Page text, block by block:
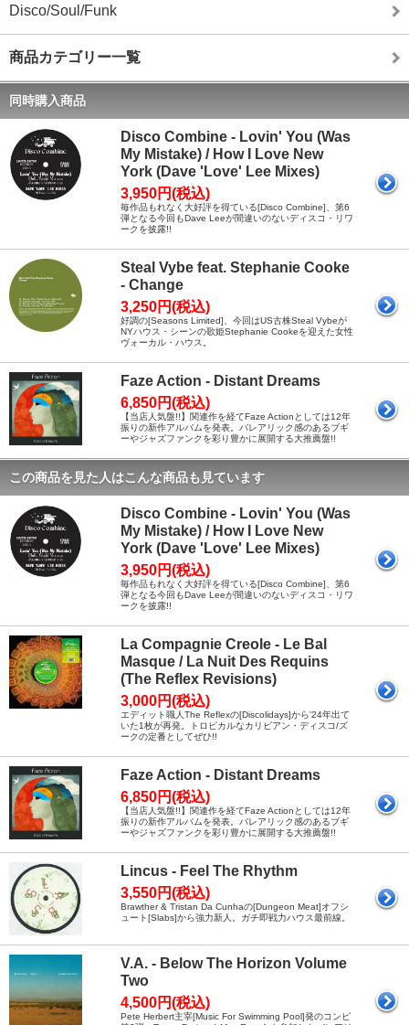
Disco/Soul/Funk
商品カテゴリー一覧
同時購入商品
Disco Combine - Lovin' You (Was
My Mistake) / How I Love New
York (Dave 'Love' Lee Mixes)
3,950円(税込)
毎作品もれなく大好評を得ている[Disco Combine]、第6
弾となる今回もDave Leeが間違いのないディスコ・リワ
ークを披露!!
Steal Vybe feat. Stephanie Cooke
- Change
3,250円(税込)
好調の[Seasons Limited]、今回はUS古株Steal Vybeが
NYハウス・シーンの歌姫Stephanie Cookeを迎えた女性
ヴォーカル・ハウス。
Faze Action - Distant Dreams
6,850円(税込)
【当店人気盤!!】関連作を経てFaze Actionとしては12年
振りの新作アルバムを発表。バレアリック感のあるブギ
ーやジャズファンクを彩り豊かに展開する大推薦盤!!
この商品を見た人はこんな商品も見ています
Disco Combine - Lovin' You (Was
My Mistake) / How I Love New
York (Dave 'Love' Lee Mixes)
3,950円(税込)
毎作品もれなく大好評を得ている[Disco Combine]、第6
弾となる今回もDave Leeが間違いのないディスコ・リワ
ークを披露!!
La Compagnie Creole - Le Bal
Masque / La Nuit Des Requins
(The Reflex Revisions)
3,000円(税込)
エディット職人The Reflexの[Discolidays]から'24年出て
いた1枚が再発。トロピカルなカリビアン・ディスコ/ズ
ークの定番としてぜひ!!
Faze Action - Distant Dreams
6,850円(税込)
【当店人気盤!!】関連作を経てFaze Actionとしては12年
振りの新作アルバムを発表。バレアリック感のあるブギ
ーやジャズファンクを彩り豊かに展開する大推薦盤!!
Lincus - Feel The Rhythm
3,550円(税込)
Brawther & Tristan Da Cunhaの[Dungeon Meat]オフシ
ュート[Slabs]から強力新人。ガチ即戦力ハウス最前線。
V.A. - Below The Horizon Volume
Two
4,500円(税込)
Pete Herbert主宰[Music For Swimming Pool]発のコンピ